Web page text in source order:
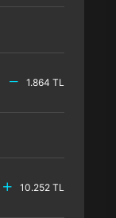
1.864 TL
10.252 TL